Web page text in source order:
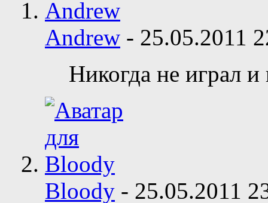
Andrew - 25.05.2011
Никогда не играл и
Bloody - 25.05.2011